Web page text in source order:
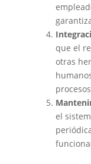
que el
otras
el